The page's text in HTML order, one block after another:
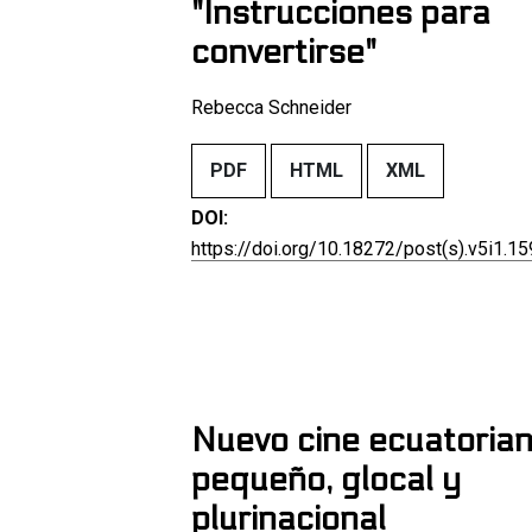
"Instrucciones para
convertirse"
Rebecca Schneider
PDF HTML XML
DOI:
https://doi.org/10.18272/
Nuevo cine
pequeño, glocal y
plurinacional